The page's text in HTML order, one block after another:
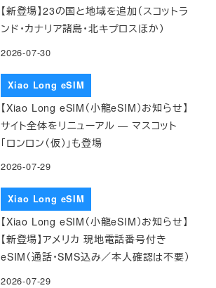
【新登場】23の国と地域を追加（スコットラ
ンド・カナリア諸島・北キプロスほか）
2026-07-30
Xiao Long eSIM
【Xiao Long eSIM（小龍eSIM）お知らせ】
サイト全体をリニューアル — マスコット
「ロンロン（仮）」も登場
2026-07-29
Xiao Long eSIM
【Xiao Long eSIM（小龍eSIM）お知らせ】
【新登場】アメリカ 現地電話番号付き
eSIM（通話・SMS込み／本人確認は不要）
2026-07-29